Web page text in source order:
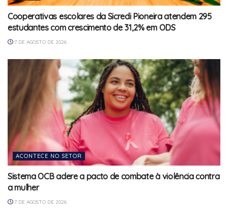
Cooperativas escolares da Sicredi Pioneira atendem 295
estudantes com crescimento de 31,2% em ODS
7 DE AGOSTO DE 2026
ACONTECE NO SETOR
Sistema OCB adere a pacto de combate à violência contra
a mulher
7 DE AGOSTO DE 2026